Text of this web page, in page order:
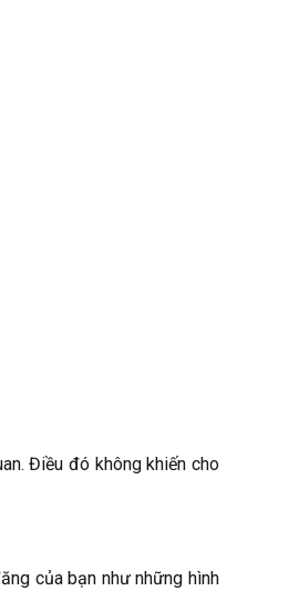
Điều đó không khiến cho
của bạn như những hình